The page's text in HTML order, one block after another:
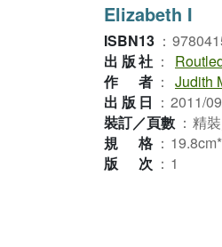
Elizabeth I
ISBN13 ：
出版社 ：
作者 ： Judith
出版日 ： 2011/
裝訂／頁數 ： 精
規格 ：
版次 ： 1